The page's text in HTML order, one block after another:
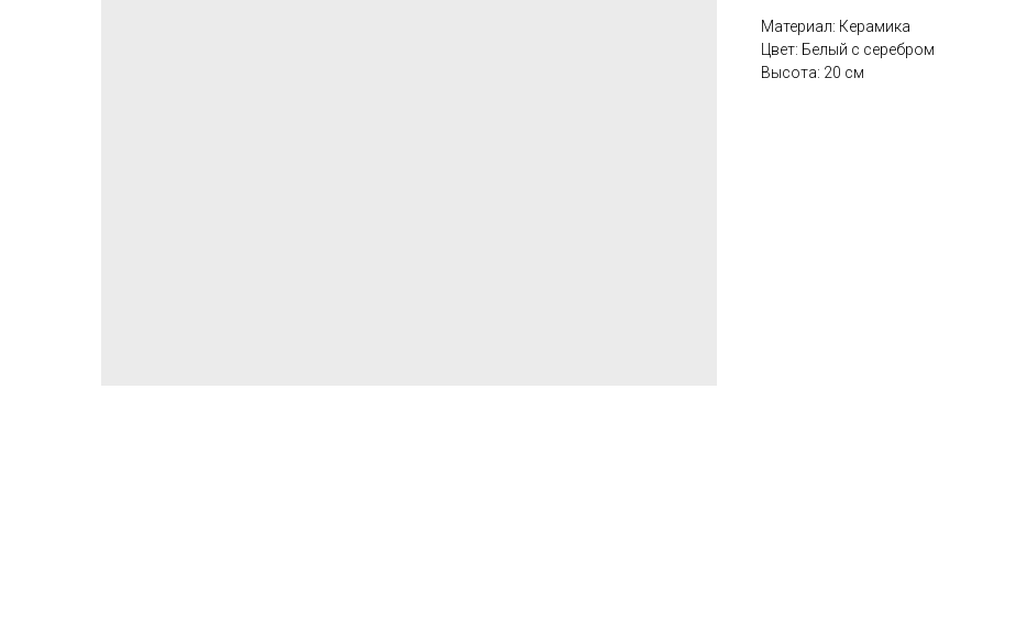
Материал: Керамика
Цвет: Белый с серебром
Высота: 20 см